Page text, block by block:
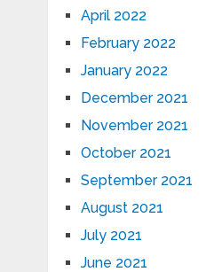
April 2022
February 2022
January 2022
December 2021
November 2021
October 2021
September 2021
August 2021
July 2021
June 2021